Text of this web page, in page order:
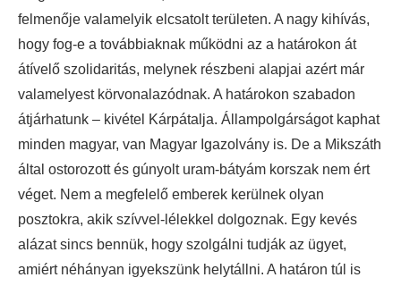
felmenője valamelyik elcsatolt területen. A nagy kihívás,
hogy fog-e a továbbiaknak működni az a határokon át
átívelő szolidaritás, melynek részbeni alapjai azért már
valamelyest körvonalazódnak. A határokon szabadon
átjárhatunk – kivétel Kárpátalja. Állampolgárságot kaphat
minden magyar, van Magyar Igazolvány is. De a Mikszáth
által ostorozott és gúnyolt uram-bátyám korszak nem ért
véget. Nem a megfelelő emberek kerülnek olyan
posztokra, akik szívvel-lélekkel dolgoznak. Egy kevés
alázat sincs bennük, hogy szolgálni tudják az ügyet,
amiért néhányan igyekszünk helytállni. A határon túl is